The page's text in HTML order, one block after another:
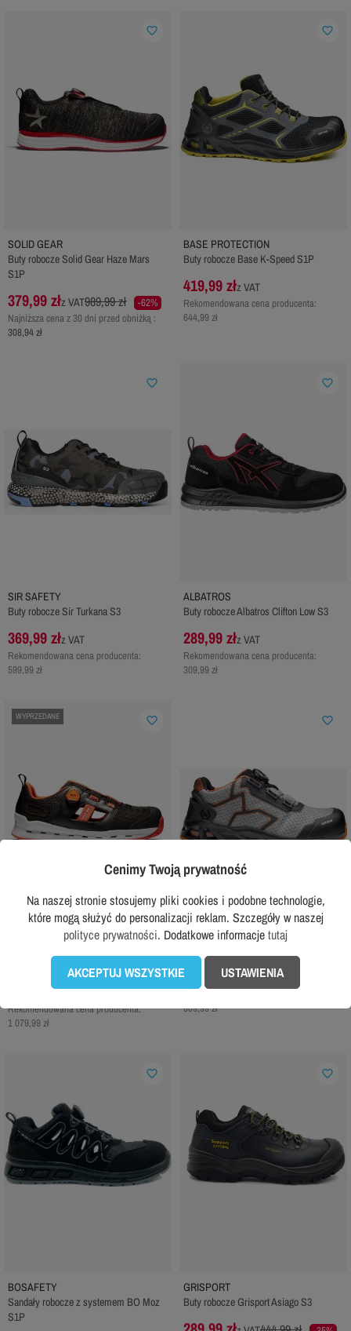
SOLID GEAR
Buty robocze Solid Gear Haze Mars
S1P
379,99 złz VAT989,99 zł
-62%
Najniższa cena z 30 dni przed obniżką :
308,94 zł
favorite_border
BASE PROTECTION
Buty robocze Base K-Speed S1P
419,99 złz VAT
Rekomendowana cena producenta:
644,99 zł
favorite_border
SIR SAFETY
Buty robocze Sir Turkana S3
369,99 złz VAT
Rekomendowana cena producenta:
599,99 zł
favorite_border
ALBATROS
Buty robocze Albatros Clifton Low S3
289,99 złz VAT
Rekomendowana cena producenta:
309,99 zł
favorite_border
WYPRZEDANE
OSTATNIE SZTUKI
399,99 złz VAT
Rekomendowana cena producenta:
1 079,99 zł
favorite_border
BASE PROTECTION
599,99 złz VAT
809,99 zł
favorite_border
BOSAFETY
Sandały robocze z systemem BO Moz
S1P
favorite_border
GRISPORT
Buty robocze Grisport Asiago S3
favorite_border
Cenimy Twoją prywatność
Na naszej stronie stosujemy pliki cookies i podobne technologie,
które mogą służyć do personalizacji reklam. Szczegóły w naszej
polityce prywatności. Dodatkowe informacjetutaj
AKCEPTUJ WSZYSTKIE USTAWIENIA